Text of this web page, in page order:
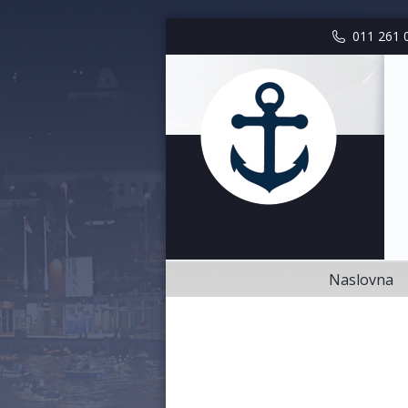
011 261
Naslovna
Naslovna